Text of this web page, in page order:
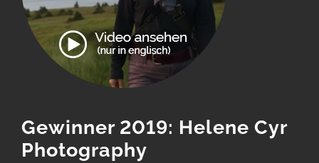
Gewinner 2019: Helene Cyr
Photography